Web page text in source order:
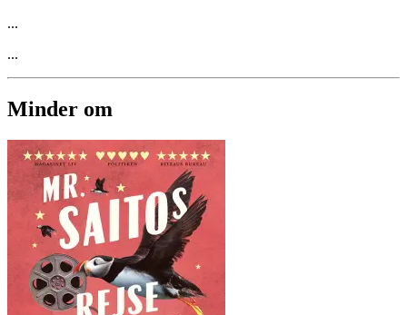
...
...
Minder om